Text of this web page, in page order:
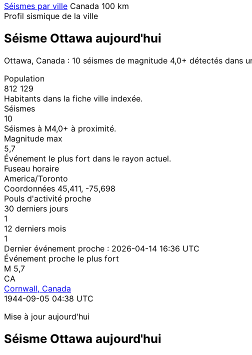
Séismes par ville Canada 100 km
Profil sismique de la ville
Séisme Ottawa aujourd'hui
Ottawa, Canada : 10 séismes de magnitude 4,0+ détectés dans
Population
812 129
Habitants dans la fiche ville indexée.
Séismes
10
Séismes à M4,0+ à proximité.
Magnitude max
5,7
Événement le plus fort dans le rayon actuel.
Fuseau horaire
America/Toronto
Coordonnées 45,411, -75,698
Pouls d'activité proche
30 derniers jours
1
12 derniers mois
1
Dernier événement proche : 2026-04-14 16:36 UTC
Événement proche le plus fort
M 5,7
CA
Cornwall, Canada
1944-09-05 04:38 UTC
Mise à jour aujourd'hui
Séisme Ottawa aujourd'hui